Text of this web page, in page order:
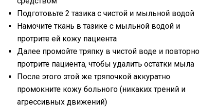
Подготовьте 2 тазика с чистой и мыльной водой
Намочите ткань в тазике с мыльной водой и
протрите ей кожу пациента
Далее промойте тряпку в чистой воде и повторно
протрите пациента, чтобы удалить остатки мыла
После этого этой же тряпочкой аккуратно
промокните кожу больного (никаких трений и
агрессивных движений)